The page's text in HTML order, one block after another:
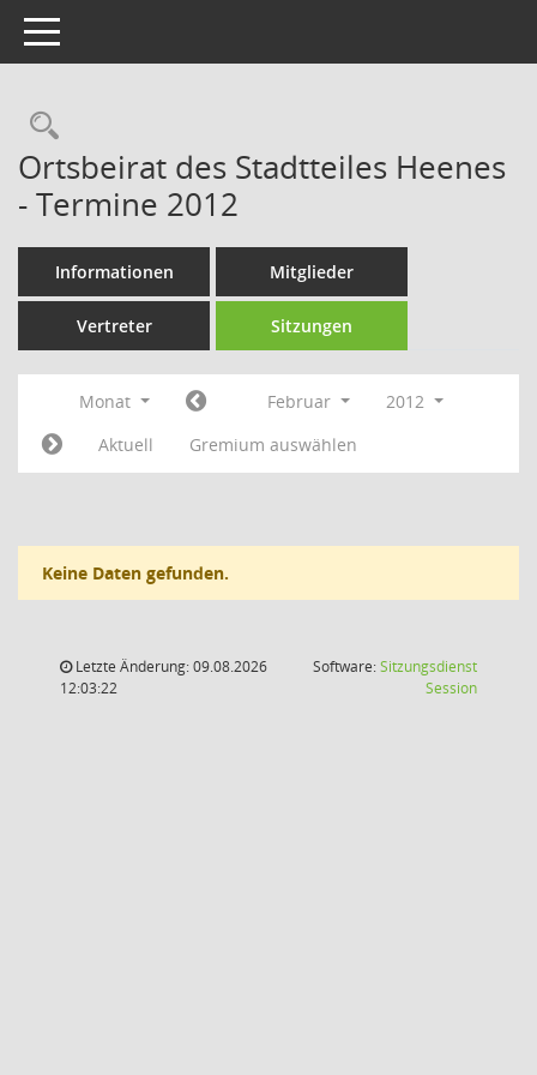
Toggle navigation
Rechercheauswahl
Ortsbeirat des Stadtteiles Heenes
- Termine 2012
Informationen Mitglieder
Vertreter Sitzungen
Monat Februar
2012
Aktuell
Gremium auswählen
Keine Daten gefunden.
Letzte Änderung: 09.08.2026
12:03:22
Software:Sitzungsdienst
Session(Wird in